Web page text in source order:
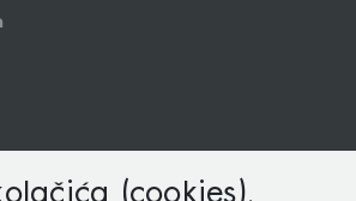
(cookies).